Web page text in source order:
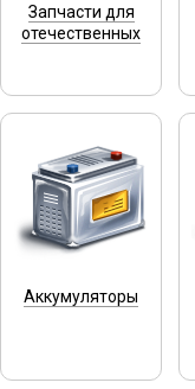
Запчасти для
отечественных
Аккумуляторы